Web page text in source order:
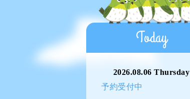
Today
2026.08.06 Thursday
予約受付中